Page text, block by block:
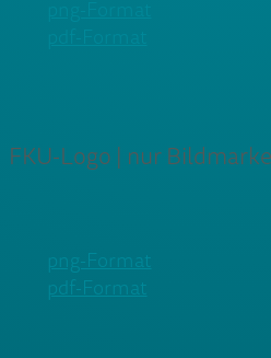
FKU-Logo | nur Bildmarke
png-Format
pdf-Format